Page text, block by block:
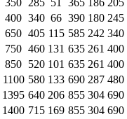
350 285 51 365 186 205
400 340 66 390 180 245
650 405 115 585 242 340
750 460 131 635 261 400
850 520 101 635 261 400
1100 580 133 690 287 480
1395 640 206 855 304 690
1400 715 169 855 304 690